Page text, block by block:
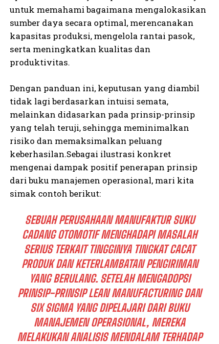
untuk memahami bagaimana mengalokasikan
sumber daya secara optimal, merencanakan
kapasitas produksi, mengelola rantai pasok,
serta meningkatkan kualitas dan
produktivitas.
Dengan panduan ini, keputusan yang diambil
tidak lagi berdasarkan intuisi semata,
melainkan didasarkan pada prinsip-prinsip
yang telah teruji, sehingga meminimalkan
risiko dan memaksimalkan peluang
keberhasilan.Sebagai ilustrasi konkret
mengenai dampak positif penerapan prinsip
dari buku manajemen operasional, mari kita
simak contoh berikut:
SEBUAH PERUSAHAAN MANUFAKTUR SUKU
CADANG OTOMOTIF MENGHADAPI MASALAH
SERIUS TERKAIT TINGGINYA TINGKAT CACAT
PRODUK DAN KETERLAMBATAN PENGIRIMAN
YANG BERULANG. SETELAH MENGADOPSI
PRINSIP-PRINSIP LEAN MANUFACTURING DAN
SIX SIGMA YANG DIPELAJARI DARI BUKU
MANAJEMEN OPERASIONAL, MEREKA
MELAKUKAN ANALISIS MENDALAM TERHADAP